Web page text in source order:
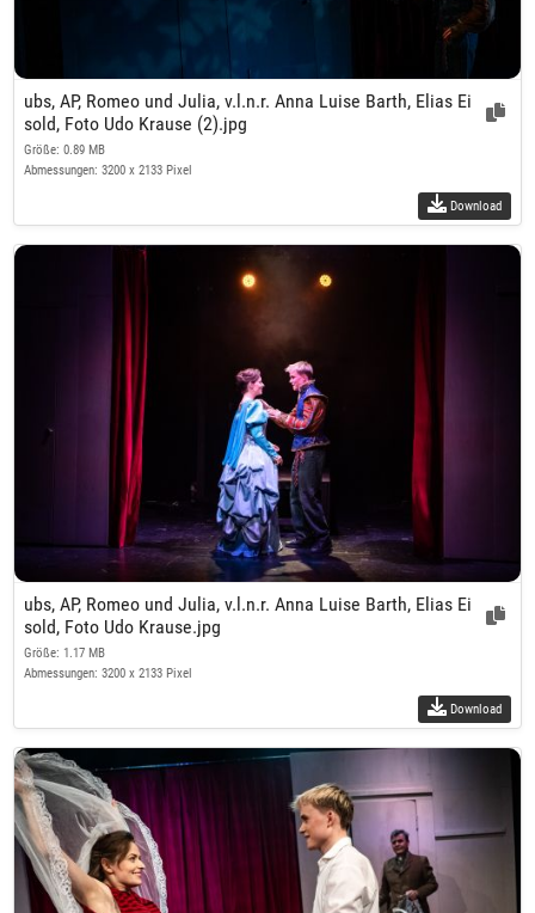
ubs, AP, Romeo und Julia, v.l.n.r. Anna Luise Barth, Elias Ei
sold, Foto Udo Krause (2).jpg
Größe: 0.89 MB
Abmessungen: 3200 x 2133 Pixel
Download
ubs, AP, Romeo und Julia, v.l.n.r. Anna Luise Barth, Elias Ei
sold, Foto Udo Krause.jpg
Größe: 1.17 MB
Abmessungen: 3200 x 2133 Pixel
Download